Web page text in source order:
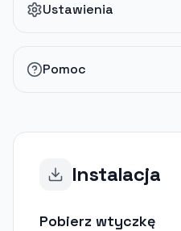
Ustawienia
Pomoc
Instalacja
Pobierz wtyczkę